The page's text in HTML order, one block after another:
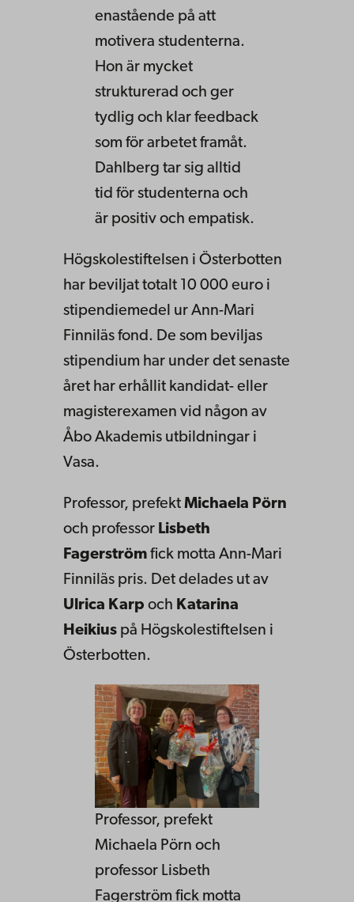
enastående på att
motivera studenterna.
Hon är mycket
strukturerad och ger
tydlig och klar feedback
som för arbetet framåt.
Dahlberg tar sig alltid
tid för studenterna och
är positiv och empatisk.
Högskolestiftelsen i Österbotten
har beviljat totalt 10 000 euro i
stipendiemedel ur Ann-Mari
Finniläs fond. De som beviljas
stipendium har under det senaste
året har erhållit kandidat- eller
magisterexamen vid någon av
Åbo Akademis utbildningar i
Vasa.
Professor, prefekt Michaela Pörn
och professor Lisbeth
Fagerström fick motta Ann-Mari
Finniläs pris. Det delades ut av
Ulrica Karp och Katarina
Heikius på Högskolestiftelsen i
Österbotten.
Professor, prefekt
Michaela Pörn och
professor Lisbeth
Fagerström fick motta